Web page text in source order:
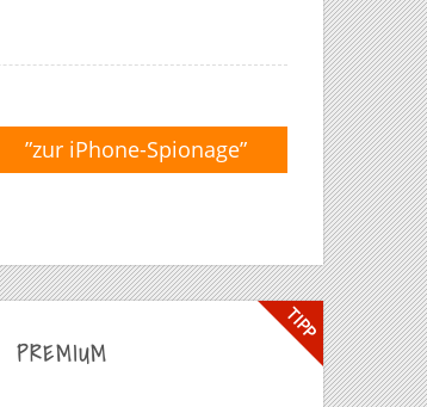
”zur iPhone-Spionage”
TIPP
PREMIUM